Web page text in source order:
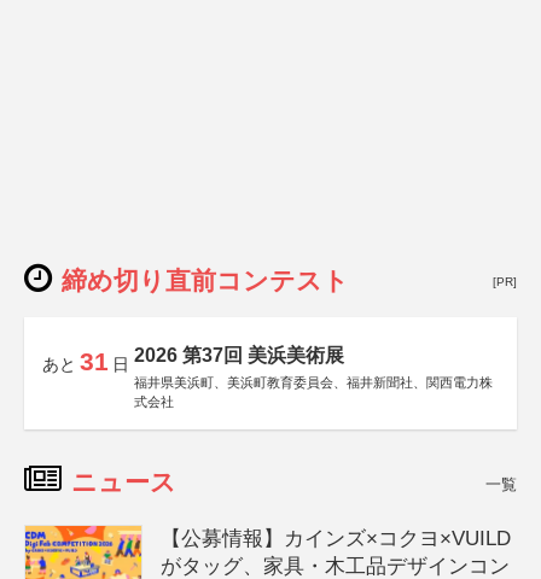
締め切り直前コンテスト [PR]
あと 31 日 2026 第37回 美浜美術展
福井県美浜町、美浜町教育委員会、福井新聞社、関西電力株
式会社
ニュース 一覧
【公募情報】カインズ×コクヨ×VUILD
がタッグ、家具・木工品デザインコン